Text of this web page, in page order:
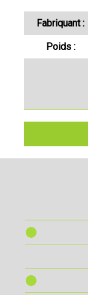
Fabriquant :
Poids :